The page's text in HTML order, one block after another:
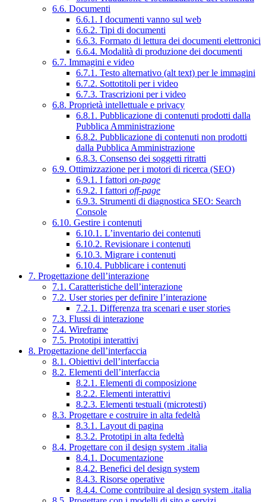
6.6. Documenti
6.6.1. I documenti vanno sul web
6.6.2. Tipi di documenti
6.6.3. Formato di lettura dei documenti elettronici
6.6.4. Modalità di produzione dei documenti
6.7. Immagini e video
6.7.1. Testo alternativo (alt text) per le immagini
6.7.2. Sottotitoli per i video
6.7.3. Trascrizioni per i video
6.8. Proprietà intellettuale e privacy
6.8.1. Pubblicazione di contenuti prodotti dalla
Pubblica Amministrazione
6.8.2. Pubblicazione di contenuti non prodotti
dalla Pubblica Amministrazione
6.8.3. Consenso dei soggetti ritratti
6.9. Ottimizzazione per i motori di ricerca (SEO)
6.9.1. I fattori on-page
6.9.2. I fattori off-page
6.9.3. Strumenti di diagnostica SEO: Search
Console
6.10. Gestire i contenuti
6.10.1. L’inventario dei contenuti
6.10.2. Revisionare i contenuti
6.10.3. Migrare i contenuti
6.10.4. Pubblicare i contenuti
7. Progettazione dell’interazione
7.1. Caratteristiche dell’interazione
7.2. User stories per definire l’interazione
7.2.1. Differenza tra scenari e user stories
7.3. Flussi di interazione
7.4. Wireframe
7.5. Prototipi interattivi
8. Progettazione dell’interfaccia
8.1. Obiettivi dell’interfaccia
8.2. Elementi dell’interfaccia
8.2.1. Elementi di composizione
8.2.2. Elementi interattivi
8.2.3. Elementi testuali (microtesti)
8.3. Progettare e costruire in alta fedeltà
8.3.1. Layout di pagina
8.3.2. Prototipi in alta fedeltà
8.4. Progettare con il design system .italia
8.4.1. Documentazione
8.4.2. Benefici del design system
8.4.3. Risorse operative
8.4.4. Come contribuire al design system .italia